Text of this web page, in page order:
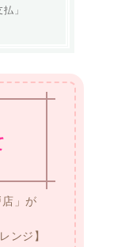
」
」が
ンジ】